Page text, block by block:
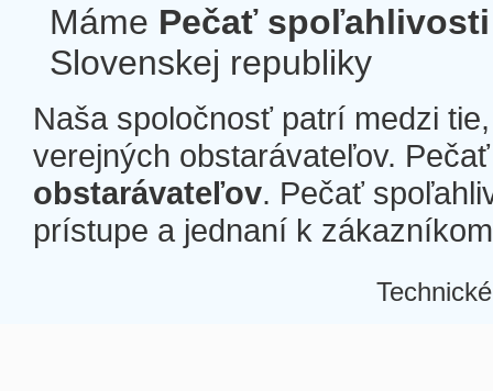
Máme Pečať spoľahlivosti
Slovenskej republiky
Naša spoločnosť patrí medzi
verejných obstarávateľov.
obstarávateľov. Pečať
prístupe a jednaní k